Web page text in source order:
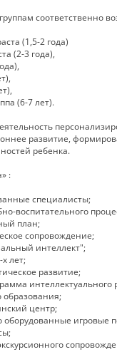
соответственно
(1,5-2 года)
(2-3 года),
(6-7 лет).
развитие,
ребенка.
:
специалисты;
воспитательного
план;
сопровождение;
интеллект";
лет;
развитие;
интеллектуального
образования;
центр;
оборудованные игровые